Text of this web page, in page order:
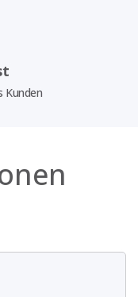
Kunden